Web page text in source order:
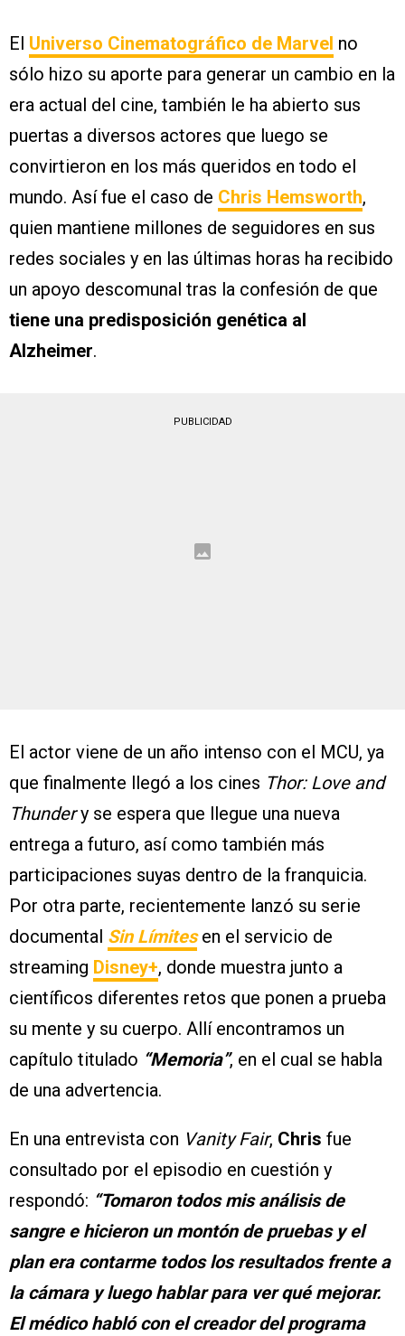
El Universo Cinematográfico de Marvel no
sólo hizo su aporte para generar un cambio en la
era actual del cine, también le ha abierto sus
puertas a diversos actores que luego se
convirtieron en los más queridos en todo el
mundo. Así fue el caso de Chris Hemsworth,
quien mantiene millones de seguidores en sus
redes sociales y en las últimas horas ha recibido
un apoyo descomunal tras la confesión de que
tiene una predisposición genética al
Alzheimer.
PUBLICIDAD
El actor viene de un año intenso con el MCU, ya
que finalmente llegó a los cines Thor: Love and
Thundery se espera que llegue una nueva
entrega a futuro, así como también más
participaciones suyas dentro de la franquicia.
Por otra parte, recientemente lanzó su serie
documental Sin Límitesen el servicio de
streaming Disney+, donde muestra junto a
científicos diferentes retos que ponen a prueba
su mente y su cuerpo. Allí encontramos un
capítulo titulado “Memoria”, en el cual se habla
de una advertencia.
En una entrevista con Vanity Fair, Chris fue
consultado por el episodio en cuestión y
respondó: “Tomaron todos mis análisis de
sangre e hicieron un montón de pruebas y el
plan era contarme todos los resultados frente a
la cámara y luego hablar para ver qué mejorar.
El médico habló con el creador del programa